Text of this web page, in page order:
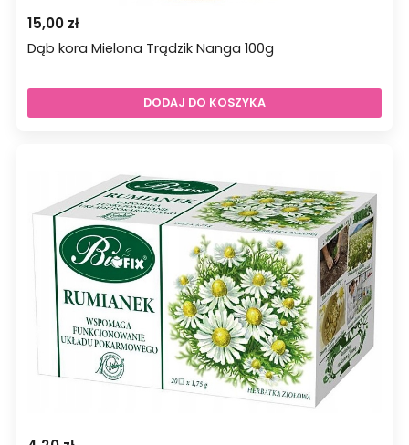
15,00 zł
Dąb kora Mielona Trądzik Nanga 100g
DODAJ DO KOSZYKA